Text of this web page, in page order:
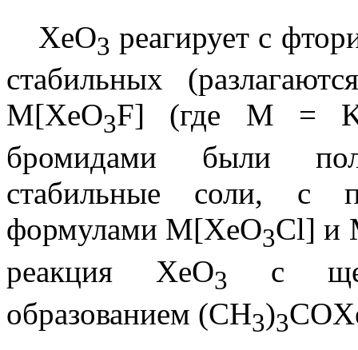
XeO3 реагирует с
стабильных
M[XeO3F] (где M =
бромидами были
стабильные соли, с
формулами M[XeO3Cl] и
реакция XeO3
с
образованием (CH3)3